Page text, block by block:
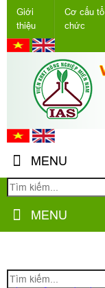
Giới
thiệu
Cơ cấu tổ
chức
MENU
MENU